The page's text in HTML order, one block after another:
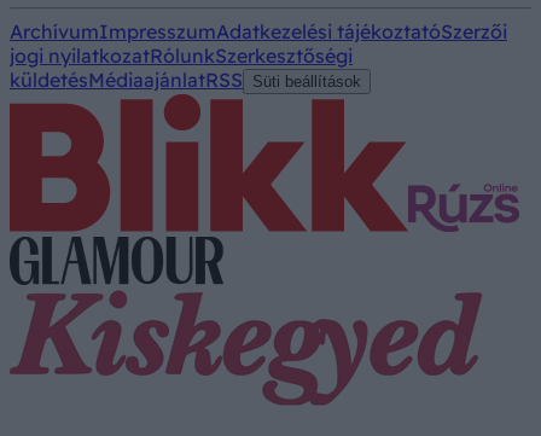
ArchívumImpresszumAdatkezelési tájékoztatóSzerzői
jogi nyilatkozatRólunkSzerkesztőségi
küldetésMédiaajánlatRSS Süti beállítások